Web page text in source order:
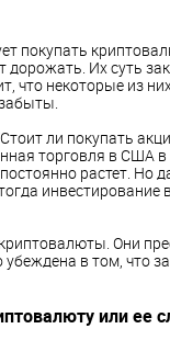
покупать
дорожать. Их суть
что некоторые из
ли покупать
торговля в США
растет. Но
Они
в том, что
или ее